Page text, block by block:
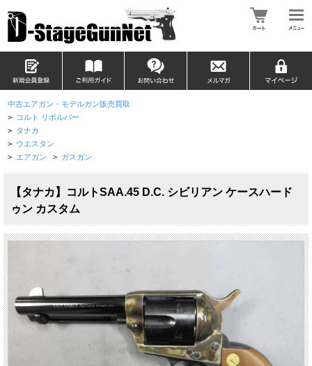
中古エアガン・モデルガン販売買取
> コルト リボルバー
> タナカ
> ウエスタン
> エアガン > ガスガン
【タナカ】コルトSAA.45 D.C. シビリアン ケースハード
ゥン カスタム